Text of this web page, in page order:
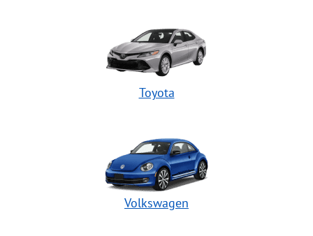
Toyota
Volkswagen